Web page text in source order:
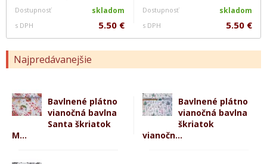
Dostupnosť skladom
s DPH 5.50 €
Dostupnosť skladom
s DPH 5.50 €
Najpredávanejšie
Bavlnené plátno
vianočná bavlna
Santa škriatok
M...
Bavlnené plátno
vianočná bavlna
škriatok
vianočn...